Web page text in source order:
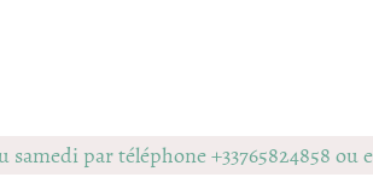
par téléphone +33765824858 ou